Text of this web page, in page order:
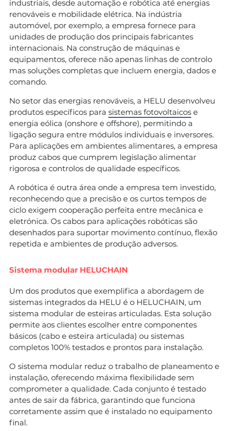
industriais, desde automação e robótica até energias
renováveis e mobilidade elétrica. Na indústria
automóvel, por exemplo, a empresa fornece para
unidades de produção dos principais fabricantes
internacionais. Na construção de máquinas e
equipamentos, oferece não apenas linhas de controlo
mas soluções completas que incluem energia, dados e
comando.
No setor das energias renováveis, a HELU desenvolveu
produtos específicos para sistemas fotovoltaicos e
energia eólica (onshore e offshore), permitindo a
ligação segura entre módulos individuais e inversores.
Para aplicações em ambientes alimentares, a empresa
produz cabos que cumprem legislação alimentar
rigorosa e controlos de qualidade específicos.
A robótica é outra área onde a empresa tem investido,
reconhecendo que a precisão e os curtos tempos de
ciclo exigem cooperação perfeita entre mecânica e
eletrónica. Os cabos para aplicações robóticas são
desenhados para suportar movimento contínuo, flexão
repetida e ambientes de produção adversos.
Sistema modular HELUCHAIN
Um dos produtos que exemplifica a abordagem de
sistemas integrados da HELU é o HELUCHAIN, um
sistema modular de esteiras articuladas. Esta solução
permite aos clientes escolher entre componentes
básicos (cabo e esteira articulada) ou sistemas
completos 100% testados e prontos para instalação.
O sistema modular reduz o trabalho de planeamento e
instalação, oferecendo máxima flexibilidade sem
comprometer a qualidade. Cada conjunto é testado
antes de sair da fábrica, garantindo que funciona
corretamente assim que é instalado no equipamento
final.